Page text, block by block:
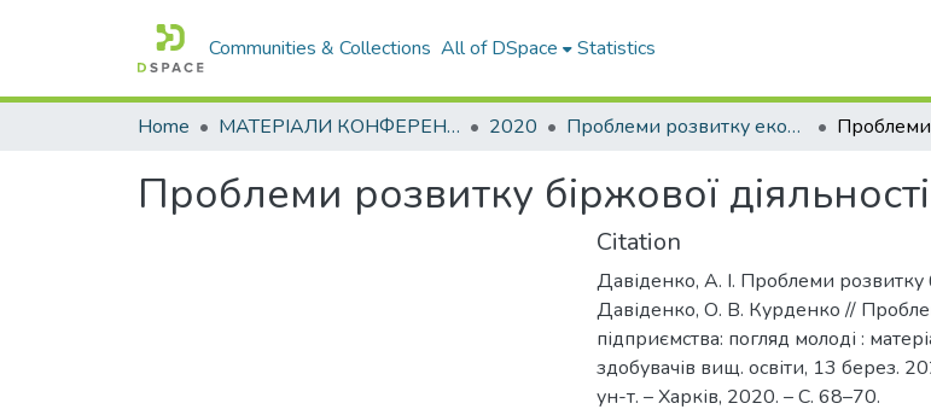
Communities & Collections All of DSpace Statistics
Home МАТЕРІАЛИ КОНФЕРЕНЦІЙ 2020 Проблеми розвитку економіки підприємства: погляд молоді
Проблеми розвитку біржової
Citation
Давіденко, А. І. Проблеми розвитку
Давіденко, О. В. Курденко //
підприємства: погляд молоді :
здобувачів вищ. освіти, 13 берез.
ун-т. – Харків, 2020. – С. 68–70.